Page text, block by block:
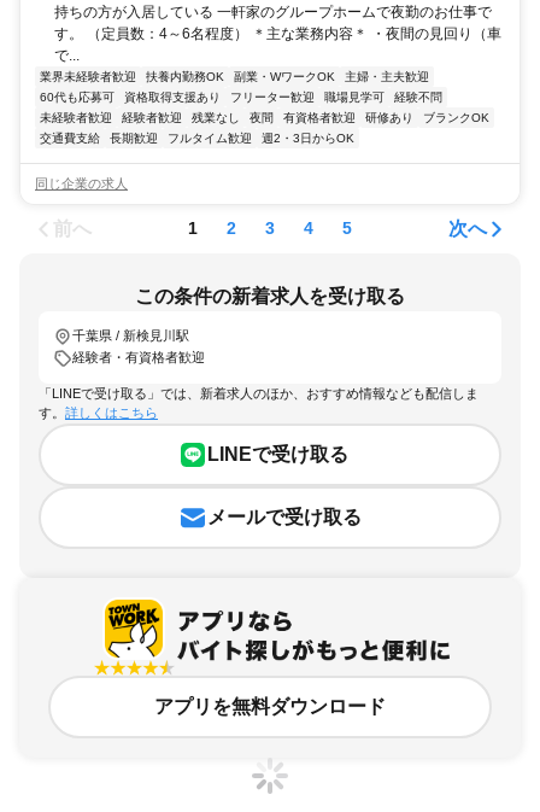
持ちの方が入居している 一軒家のグループホームで夜勤のお仕事で
す。 （定員数：4～6名程度） ＊主な業務内容＊ ・夜間の見回り（車
で...
業界未経験者歓迎 扶養内勤務OK 副業・WワークOK
主婦・主夫歓迎
60代も応募可
資格取得支援あり フリーター歓迎 職場見学可
経験不問
未経験者歓迎
経験者歓迎 残業なし 夜間 有資格者歓迎 研修あり
ブランクOK
交通費支給
長期歓迎 フルタイム歓迎 週2・3日からOK
同じ企業の求人
前へ 1 2 3 4 5 次へ
この条件の新着求人を受け取る
千葉県 / 新検見川駅
経験者・有資格者歓迎
「LINEで受け取る」では、新着求人のほか、おすすめ情報なども配信しま
す。 詳しくはこちら
LINEで受け取る
メールで受け取る
アプリを無料ダウンロード